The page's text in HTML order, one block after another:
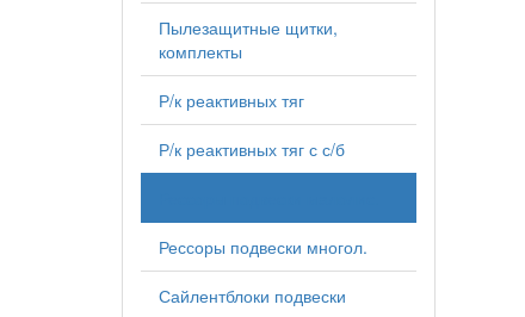
Пылезащитные щитки,
комплекты
Р/к реактивных тяг
Р/к реактивных тяг с с/б
Рессоры подвески многол.
Сайлентблоки подвески